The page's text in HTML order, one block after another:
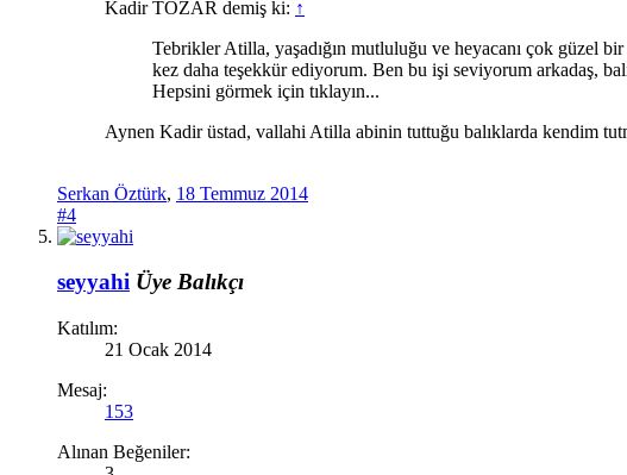
Kadir TOZAR demiş ki: ↑
Tebrikler Atilla, yaşadığın mutluluğu ve heyacanı çok güzel bir
kez daha teşekkür ediyorum. Ben bu işi seviyorum arkadaş,
Hepsini görmek için tıklayın...
Aynen Kadir üstad, vallahi Atilla abinin tuttuğu balıklarda kendim
Serkan Öztürk, 18 Temmuz 2014
#4
seyyahi Üye Balıkçı
Katılım:
21 Ocak 2014
Mesaj:
153
Alınan Beğeniler: